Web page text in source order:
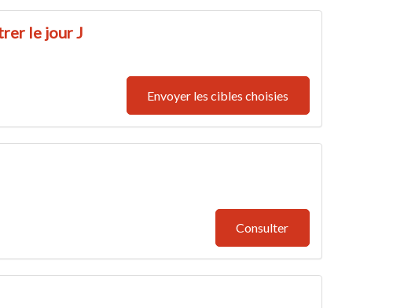
le jour J
Envoyer les cibles choisies
Consulter